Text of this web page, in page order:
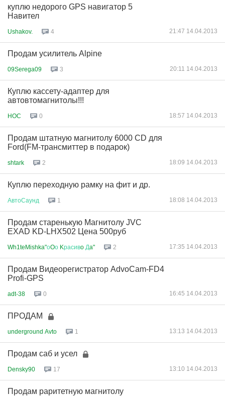
куплю недорого GPS навигатор 5
Навител
Ushakov. 4 21:47 14.04.2013
Продам усилитель Alpine
09Serega09 3 20:11 14.04.2013
Куплю кассету-адаптер для
автовтомагнитолы!!!
HOC 0 18:57 14.04.2013
Продам штатную магнитолу 6000 CD для
Ford(FM-трансмиттер в подарок)
shtark 2 18:09 14.04.2013
Куплю переходную рамку на фит и др.
АвтоСаунд 1 18:08 14.04.2013
Продам cтаренькую Магнитолу JVC
EXAD KD-LHX502 Цена 500руб
Wh1teMishka"оOо Kрасивo Дa" 2 17:35 14.04.2013
Продам Видеорегистратор AdvoCam-FD4
Profi-GPS
adt-38 0 16:45 14.04.2013
ПРОДАМ
underground Avto 1 13:13 14.04.2013
Продам саб и усел
Densky90 17 13:10 14.04.2013
Продам раритетную магнитолу